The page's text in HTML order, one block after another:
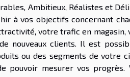
Ambitieux, Réalistes et
à vos objectifs concernant
votre trafic en
nouveaux clients. Il est
ou des segments de
pouvoir mesurer vos progrès.